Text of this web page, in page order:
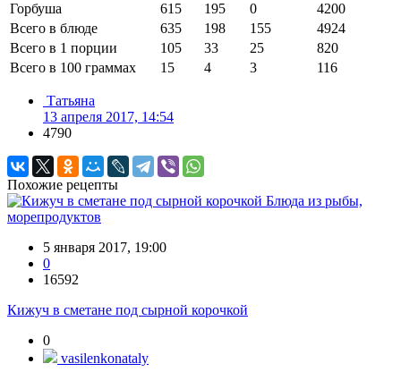
Горбуша
615 195 0
4200
Всего в блюде
635 198 155
4924
Всего в 1 порции
105 33 25
820
Всего в 100 граммах
15 4 3 116
Татьяна
13 апреля 2017, 14:54
4790
Похожие рецепты
Блюда из рыбы,
морепродуктов
5 января 2017, 19:00
0
16592
Кижуч в сметане под сырной корочкой
0
vasilenkonataly